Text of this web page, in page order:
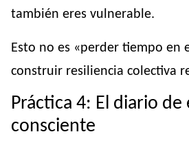
también eres vulnerable.
Esto no es «perder tiempo en
construir resiliencia colectiva
Práctica 4: El diario
consciente